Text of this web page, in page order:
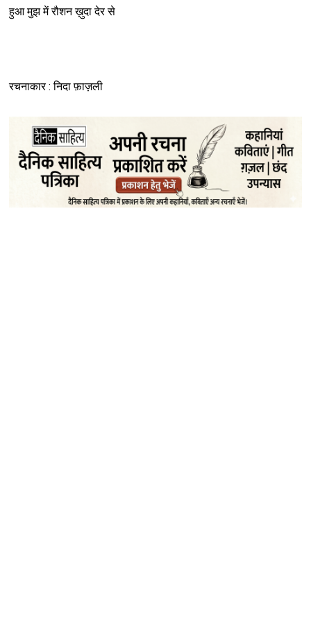
हुआ मुझ में रौशन ख़ुदा देर से
रचनाकार : निदा फ़ाज़ली